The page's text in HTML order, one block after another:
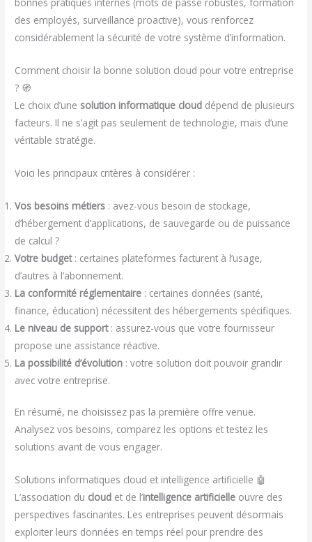
des employés, surveillance proactive), vous renforcez
considérablement la sécurité de votre système d’information.
Comment choisir la bonne solution cloud pour votre entreprise
? 🧭
Le choix d’une solution informatique cloud dépend de plusieurs
facteurs. Il ne s’agit pas seulement de technologie, mais d’une
véritable stratégie.
Voici les principaux critères à considérer :
Vos besoins métiers : avez-vous besoin de stockage,
d’hébergement d’applications, de sauvegarde ou de puissance
de calcul ?
Votre budget: certaines plateformes facturent à l’usage,
d’autres à l’abonnement.
La conformité réglementaire : certaines données (santé,
finance, éducation) nécessitent des hébergements spécifiques.
Le niveau de support: assurez-vous que votre fournisseur
propose une assistance réactive.
La possibilité d’évolution : votre solution doit pouvoir grandir
avec votre entreprise.
En résumé, ne choisissez pas la première offre venue.
Analysez vos besoins, comparez les options et testez les
solutions avant de vous engager.
Solutions informatiques cloud et intelligence artificielle 🤖
L’association du cloud et de l’intelligence artificielle ouvre des
perspectives fascinantes. Les entreprises peuvent désormais
exploiter leurs données en temps réel pour prendre des